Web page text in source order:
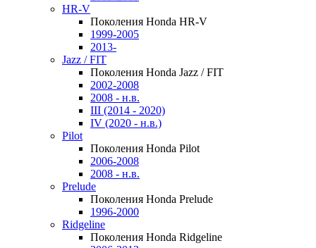
HR-V
Поколения Honda HR-V
1999-2005
2013-
Jazz / FIT
Поколения Honda Jazz / FIT
2002-2008
2008 - н.в.
III (2014 - 2020)
IV (2020 - н.в.)
Pilot
Поколения Honda Pilot
2006-2008
2008 - н.в.
Prelude
Поколения Honda Prelude
1996-2000
Ridgeline
Поколения Honda Ridgeline